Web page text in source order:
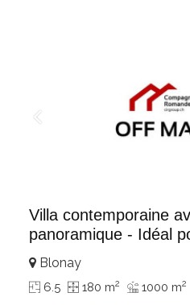
Villa contemporaine
panoramique - Idéal
Blonay
6.5 180 m2 1000 m2